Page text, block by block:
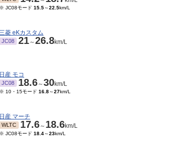
※ JC08モード 15.5～22.5km/L
菱 eKカスタム
JC08 21～26.8km/L
日産 モコ
JC08 18.6～30km/L
※ 10・15モード 16.8～27km/L
日産 マーチ
WLTC 17.6～ 18.6km/L
※ JC08モード 18.4～23km/L